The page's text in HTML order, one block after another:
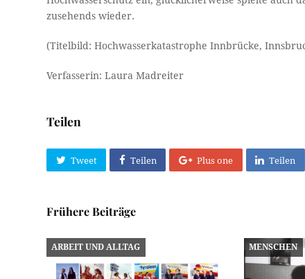
zusehends wieder.
(Titelbild: Hochwasserkatastrophe Innbrücke,
Verfasserin: Laura Madreiter
Teilen
Tweet Teilen Plus one Teilen
Frühere Beiträge
ARBEIT UND ALLTAG MENSCHEN